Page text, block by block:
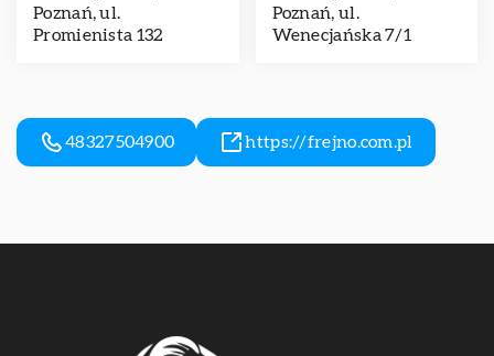
Poznań, ul.
Promienista 132
Poznań, ul.
Wenecjańska 7/1
48327504900 https://frejno.com.pl